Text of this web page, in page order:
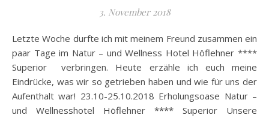
3. November 2018
Letzte Woche durfte ich mit meinem Freund zusammen ein
paar Tage im Natur – und Wellness Hotel Höflehner ****
Superior verbringen. Heute erzähle ich euch meine
Eindrücke, was wir so getrieben haben und wie für uns der
Aufenthalt war! 23.10-25.10.2018 Erholungsoase Natur –
und Wellnesshotel Höflehner **** Superior Unsere